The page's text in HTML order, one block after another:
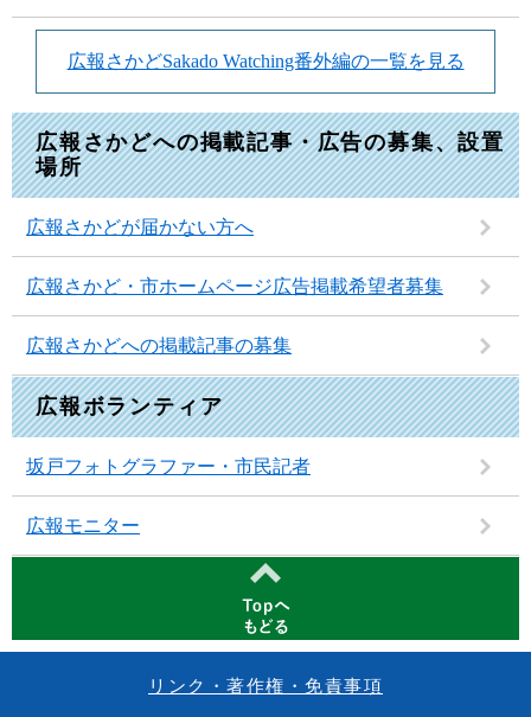
広報さかどSakado Watching番外編の一覧を見る
広報さかどへの掲載記事・広告の募集、設置
場所
広報さかどが届かない方へ
広報さかど・市ホームページ広告掲載希望者募集
広報さかどへの掲載記事の募集
広報ボランティア
坂戸フォトグラファー・市民記者
広報モニター
リンク・著作権・免責事項